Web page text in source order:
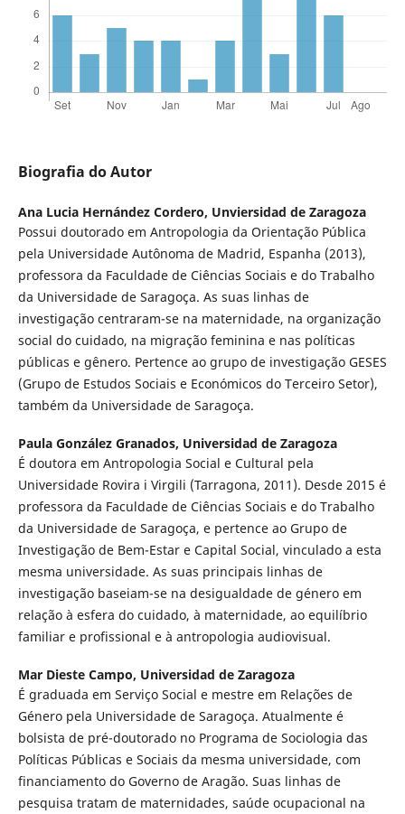
Biografia do Autor
Ana Lucia Hernández Cordero, Unviersidad de Zaragoza
Possui doutorado em Antropologia da Orientação Pública
pela Universidade Autônoma de Madrid, Espanha (2013),
professora da Faculdade de Ciências Sociais e do Trabalho
da Universidade de Saragoça. As suas linhas de
investigação centraram-se na maternidade, na organização
social do cuidado, na migração feminina e nas políticas
públicas e gênero. Pertence ao grupo de investigação GESES
(Grupo de Estudos Sociais e Económicos do Terceiro Setor),
também da Universidade de Saragoça.
Paula González Granados, Universidad de Zaragoza
É doutora em Antropologia Social e Cultural pela
Universidade Rovira i Virgili (Tarragona, 2011). Desde 2015 é
professora da Faculdade de Ciências Sociais e do Trabalho
da Universidade de Saragoça, e pertence ao Grupo de
Investigação de Bem-Estar e Capital Social, vinculado a esta
mesma universidade. As suas principais linhas de
investigação baseiam-se na desigualdade de género em
relação à esfera do cuidado, à maternidade, ao equilíbrio
familiar e profissional e à antropologia audiovisual.
Mar Dieste Campo, Universidad de Zaragoza
É graduada em Serviço Social e mestre em Relações de
Género pela Universidade de Saragoça. Atualmente é
bolsista de pré-doutorado no Programa de Sociologia das
Políticas Públicas e Sociais da mesma universidade, com
financiamento do Governo de Aragão. Suas linhas de
pesquisa tratam de maternidades, saúde ocupacional na